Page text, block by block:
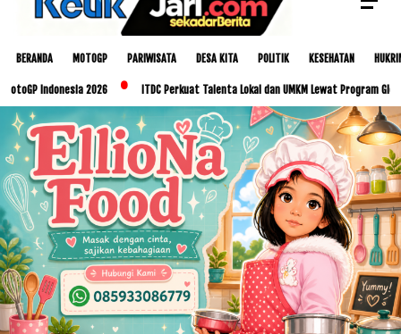
BERANDA MOTOGP PARIWISATA DESA KITA POLITIK KESEHATAN
2026 ITDC Perkuat Talenta Lokal dan UMKM Lewat Program Glorious